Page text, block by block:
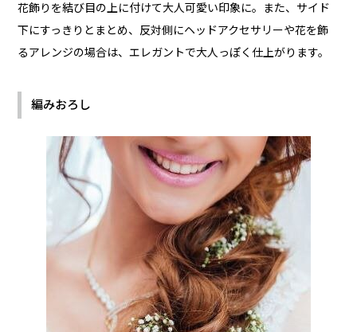
花飾りを結び目の上に付けて大人可愛い印象に。また、サイド
下にすっきりとまとめ、反対側にヘッドアクセサリーや花を飾
るアレンジの場合は、エレガントで大人っぽく仕上がります。
編みおろし